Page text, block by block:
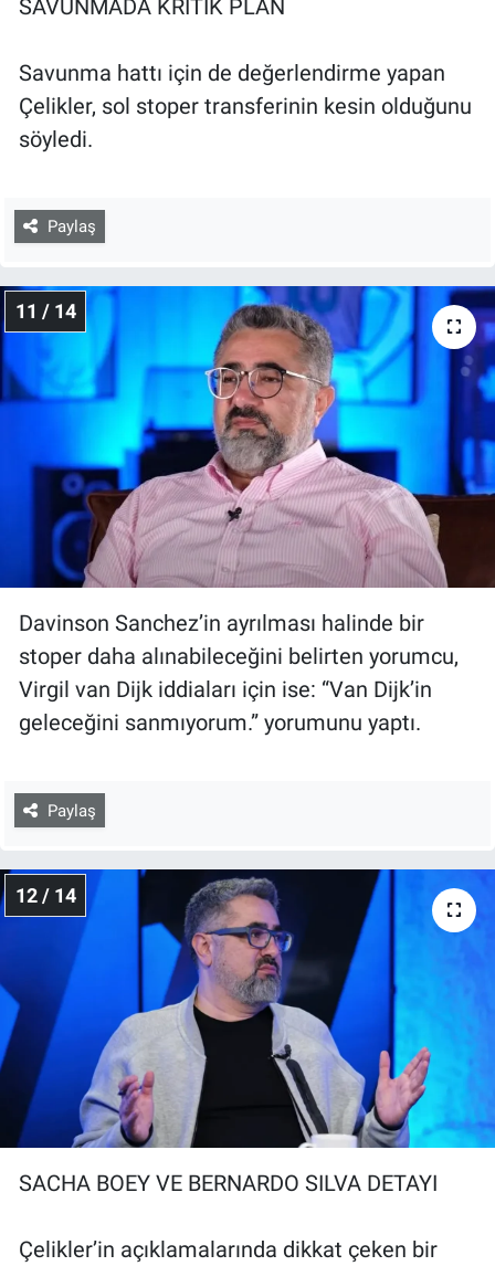
SAVUNMADA KRİTİK PLAN
Savunma hattı için de değerlendirme yapan
Çelikler, sol stoper transferinin kesin olduğunu
söyledi.
Paylaş
11 / 14
Davinson Sanchez’in ayrılması halinde bir
stoper daha alınabileceğini belirten yorumcu,
Virgil van Dijk iddiaları için ise: “Van Dijk’in
geleceğini sanmıyorum.” yorumunu yaptı.
Paylaş
12 / 14
SACHA BOEY VE BERNARDO SILVA DETAYI
Çelikler’in açıklamalarında dikkat çeken bir